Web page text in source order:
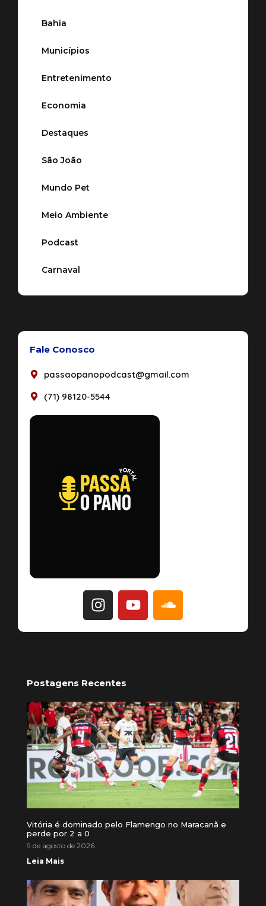
Bahia
Municípios
Entretenimento
Economia
Destaques
São João
Mundo Pet
Meio Ambiente
Podcast
Carnaval
Fale Conosco
passaopanopodcast@gmail.com
(71) 98120-5544
Postagens Recentes
Vitória é dominado pelo Flamengo no Maracanã e
perde por 2 a 0
9 de agosto de 2026
Leia Mais